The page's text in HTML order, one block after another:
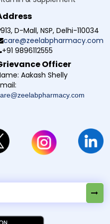
కరణే యోగ్య చికిత్స సే పరమర్ష అవశ్య కరెన్.
913, D-Mall, NSP, Delhi-110034
care@zeelabpharmacy.com
+91 9896112555
Officer
Aakash Shelly